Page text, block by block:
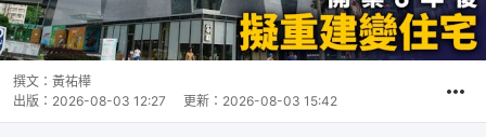
撰文： 黃祐樺
出版： 2026-08-03 12:27 更新： 2026-08-03 15:42